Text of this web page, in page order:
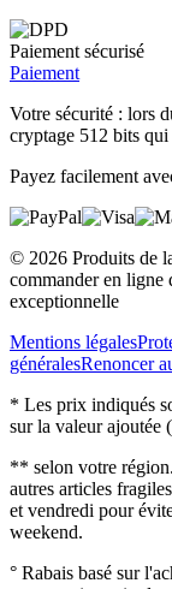
Paiement sécurisé
Paiement
Votre sécurité : lors
cryptage 512 bits
Payez facilement
© 2026 Produits de
commander en ligne
exceptionnelle
Mentions légales
généralesRenoncer
* Les prix indiqués
sur la valeur ajoutée
** selon votre
autres articles
et vendredi pour
weekend.
° Rabais basé sur